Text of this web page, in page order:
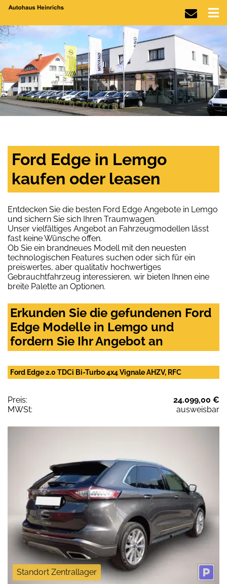
Ford Edge in Lemgo
kaufen oder leasen
Entdecken Sie die besten Ford Edge Angebote in Lemgo
und sichern Sie sich Ihren Traumwagen.
Unser vielfältiges Angebot an Fahrzeugmodellen lässt
fast keine Wünsche offen.
Ob Sie ein brandneues Modell mit den neuesten
technologischen Features suchen oder sich für ein
preiswertes, aber qualitativ hochwertiges
Gebrauchtfahrzeug interessieren, wir bieten Ihnen eine
breite Palette an Optionen.
Erkunden Sie die gefundenen Ford
Edge Modelle in Lemgo und
fordern Sie Ihr Angebot an
Ford Edge 2.0 TDCi Bi-Turbo 4x4 Vignale AHZV, RFC
Preis:
24.099,00 €
MWSt:
ausweisbar
Standort Zentrallager